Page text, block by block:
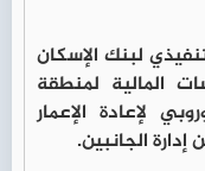
لبنك الإسكان
المالية لمنطقة
لإعادة الإعمار
الجانبين.